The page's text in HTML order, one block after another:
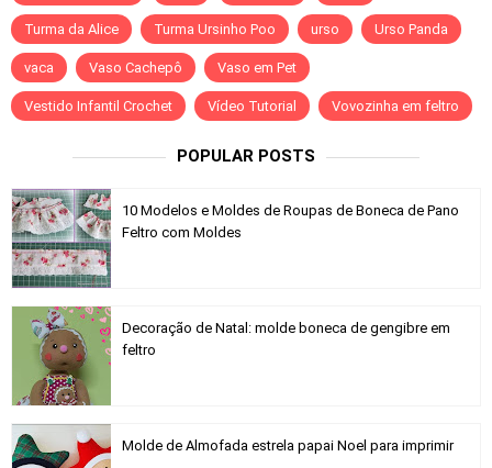
Turma da Alice Turma Ursinho Poo urso Urso Panda
vaca Vaso Cachepô Vaso em Pet
Vestido Infantil Crochet Vídeo Tutorial Vovozinha em feltro
POPULAR POSTS
10 Modelos e Moldes de Roupas de Boneca de Pano
Feltro com Moldes
Decoração de Natal: molde boneca de gengibre em
feltro
Molde de Almofada estrela papai Noel para imprimir